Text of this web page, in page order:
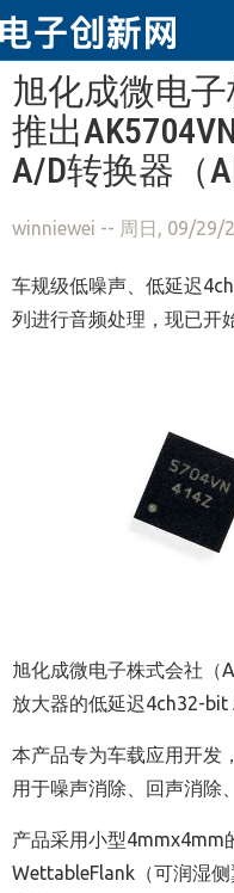
跳转到主要内容
旭化成微电子
推出
A/D转换器（
winniewei -- 周日, 09/29/
车规级低噪声、低延迟
列进行音频处理，现已开
旭化成微电子株式会社（
放大器的低延迟4ch32-bit
本产品专为车载应用开发
用于噪声消除、回声消除
产品采用小型4mmx4mm
WettableFlank（可润湿